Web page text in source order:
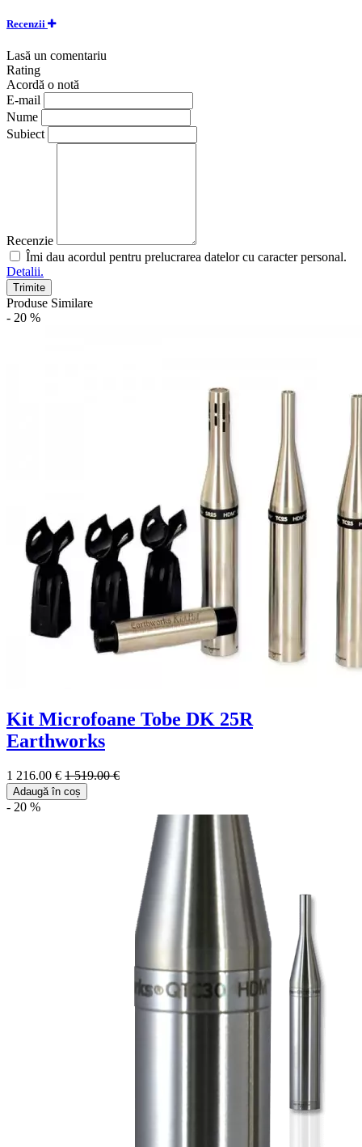
Recenzii
Lasă un comentariu
Rating
Acordă o notă
E-mail
Nume
Subiect
Recenzie
Îmi dau acordul pentru prelucrarea datelor cu caracter personal.
Detalii.
Trimite
Produse Similare
- 20 %
Kit Microfoane Tobe DK 25R
Earthworks
1 216.00 € 1 519.00 €
Adaugă în coș
- 20 %